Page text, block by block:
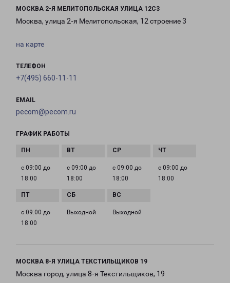
МОСКВА 2-Я МЕЛИТОПОЛЬСКАЯ УЛИЦА 12С3
Москва, улица 2-я Мелитопольская, 12 строение 3
на карте
ТЕЛЕФОН
+7(495) 660-11-11
EMAIL
pecom@pecom.ru
ГРАФИК РАБОТЫ
с 09:00 до
18:00
с 09:00 до
18:00
с 09:00 до
18:00
с 09:00 до
18:00
с 09:00 до
18:00
Выходной Выходной
МОСКВА 8-Я УЛИЦА ТЕКСТИЛЬЩИКОВ 19
Москва город, улица 8-я Текстильщиков, 19